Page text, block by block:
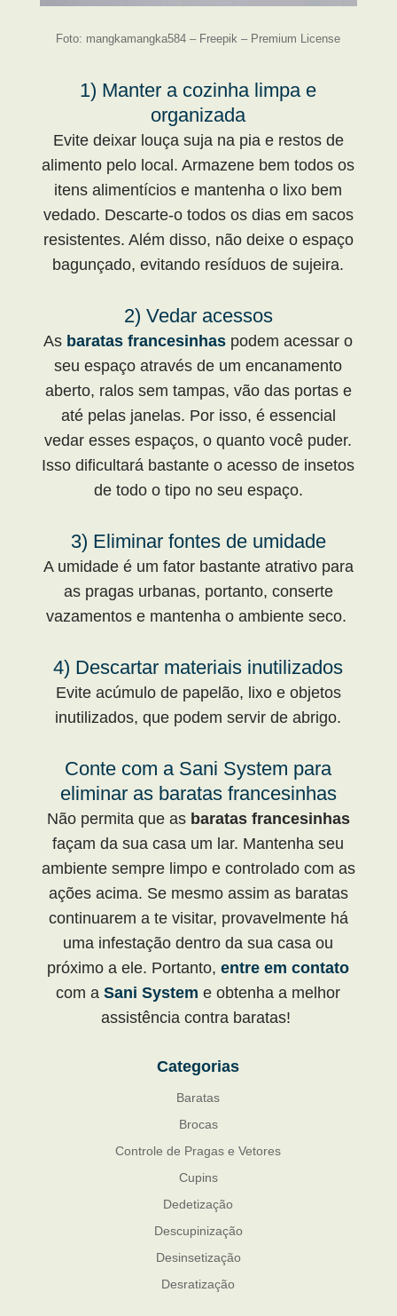
Foto: mangkamangka584 – Freepik – Premium License
1) Manter a cozinha limpa e
organizada
Evite deixar louça suja na pia e restos de
alimento pelo local. Armazene bem todos os
itens alimentícios e mantenha o lixo bem
vedado. Descarte-o todos os dias em sacos
resistentes. Além disso, não deixe o espaço
bagunçado, evitando resíduos de sujeira.
2) Vedar acessos
As baratas francesinhas podem acessar o
seu espaço através de um encanamento
aberto, ralos sem tampas, vão das portas e
até pelas janelas. Por isso, é essencial
vedar esses espaços, o quanto você puder.
Isso dificultará bastante o acesso de insetos
de todo o tipo no seu espaço.
3) Eliminar fontes de umidade
A umidade é um fator bastante atrativo para
as pragas urbanas, portanto, conserte
vazamentos e mantenha o ambiente seco.
4) Descartar materiais inutilizados
Evite acúmulo de papelão, lixo e objetos
inutilizados, que podem servir de abrigo.
Conte com a Sani System para
eliminar as baratas francesinhas
Não permita que as baratas francesinhas
façam da sua casa um lar. Mantenha seu
ambiente sempre limpo e controlado com as
ações acima. Se mesmo assim as baratas
continuarem a te visitar, provavelmente há
uma infestação dentro da sua casa ou
próximo a ele. Portanto,entre em contato
com aSani System e obtenha a melhor
assistência contra baratas!
Categorias
Baratas
Brocas
Controle de Pragas e Vetores
Cupins
Dedetização
Descupinização
Desinsetização
Desratização